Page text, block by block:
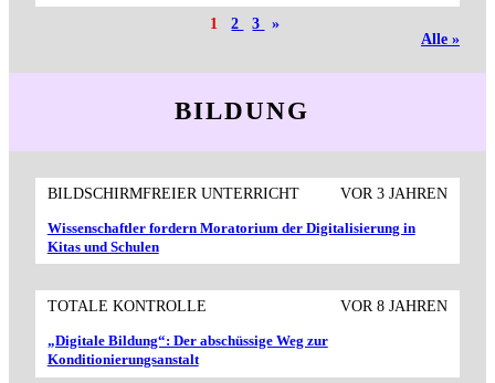
1 2 3
»
Alle »
BILDUNG
BILDSCHIRMFREIER UNTERRICHT VOR 3 JAHREN
Wissenschaftler fordern Moratorium der Digitalisierung in
Kitas und Schulen
TOTALE KONTROLLE VOR 8 JAHREN
„Digitale Bildung“: Der abschüssige Weg zur
Konditionierungsanstalt